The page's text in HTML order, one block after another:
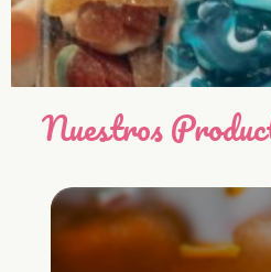
Nuestros